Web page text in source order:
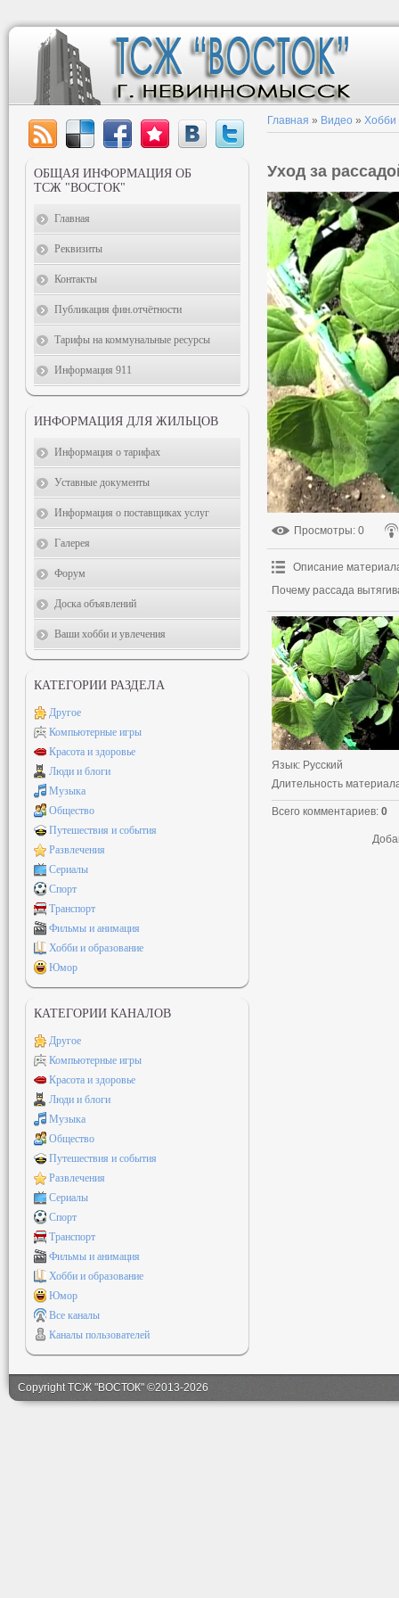
Главная » Видео » Хобби
Уход за
Просмотры: 0
Описание
Почему рассада
Язык: Русский
Длительность
Всего комментариев: 0
ОБЩАЯ ИНФОРМАЦИЯ ОБ
ТСЖ "ВОСТОК"
Главная
Реквизиты
Контакты
Публикация фин.отчётности
Тарифы на коммунальные ресурсы
Информация 911
ИНФОРМАЦИЯ ДЛЯ ЖИЛЬЦОВ
Информация о тарифах
Уставные документы
Информация о поставщиках услуг
Галерея
Форум
Доска объявлений
Ваши хобби и увлечения
КАТЕГОРИИ РАЗДЕЛА
Другое
Компьютерные игры
Красота и здоровье
Люди и блоги
Музыка
Общество
Путешествия и события
Развлечения
Сериалы
Спорт
Транспорт
Фильмы и анимация
Хобби и образование
Юмор
КАТЕГОРИИ КАНАЛОВ
Другое
Компьютерные игры
Красота и здоровье
Люди и блоги
Музыка
Общество
Путешествия и события
Развлечения
Сериалы
Спорт
Транспорт
Фильмы и анимация
Хобби и образование
Юмор
Все каналы
Каналы пользователей
Copyright ТСЖ "ВОСТОК" ©2013-2026